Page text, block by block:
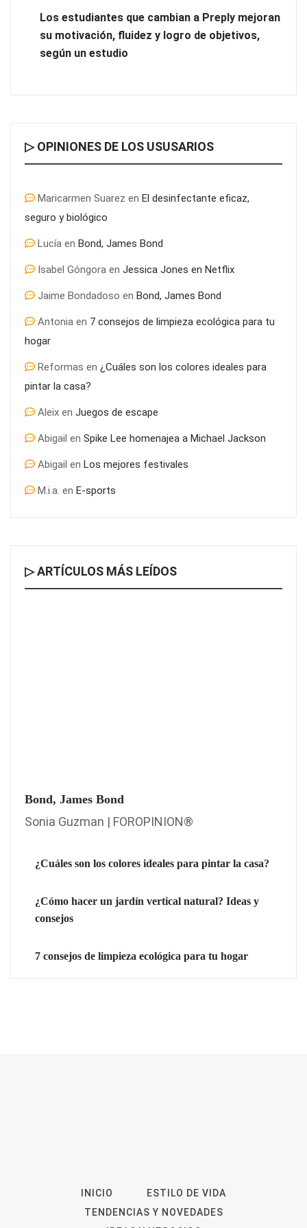
prolongada, claves para prevenir una de las infecciones más
Nansha, Guangzhou, crea un nuevo ecosistema de comercio
transfronterizo para conectar al mundo con nuevas
Los estudiantes que cambian a Preply mejoran
su motivación, fluidez y logro de objetivos,
según un estudio
▷ OPINIONES DE LOS USUSARIOS
Maricarmen Suarez en El desinfectante eficaz,
seguro y biológico
Lucía en Bond, James Bond
Isabel Góngora en Jessica Jones en Netflix
Jaime Bondadoso en Bond, James Bond
Antonia en 7 consejos de limpieza ecológica para tu
hogar
Reformas en ¿Cuáles son los colores ideales para
pintar la casa?
Aleix en Juegos de escape
Abigail en Spike Lee homenajea a Michael Jackson
Abigail en Los mejores festivales
M.i.a. en E-sports
▷ ARTÍCULOS MÁS LEÍDOS
Bond, James Bond
Sonia Guzman | FOROPINION®
¿Cuáles son los colores ideales para pintar la casa?
¿Cómo hacer un jardín vertical natural? Ideas y
consejos
7 consejos de limpieza ecológica para tu hogar
INICIO
ESTILO DE VIDA
TENDENCIAS Y NOVEDADES